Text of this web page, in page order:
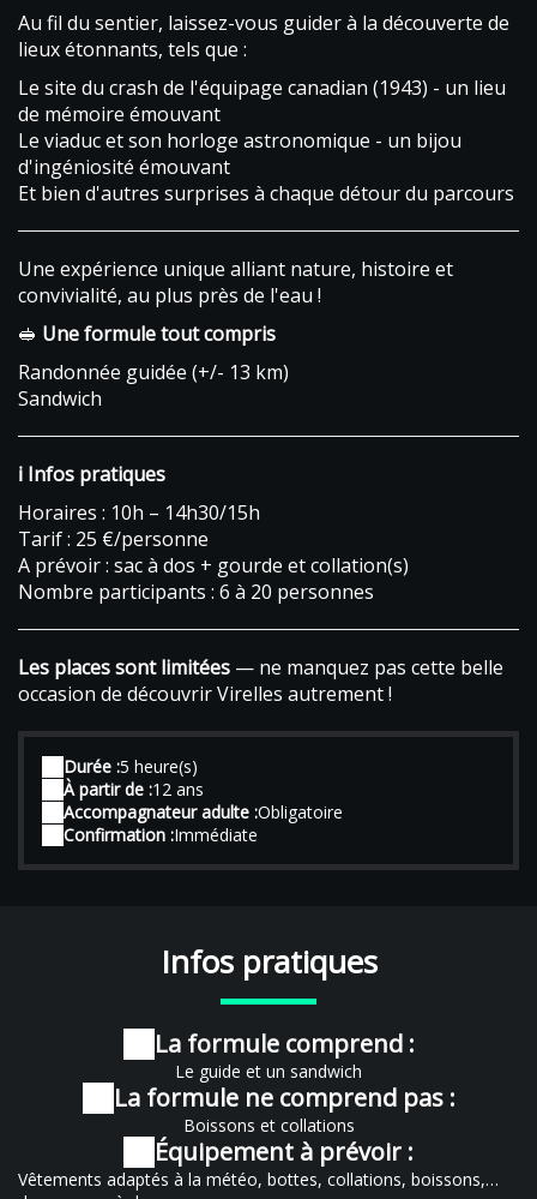
Au fil du sentier, laissez-vous guider à la découverte de
lieux étonnants, tels que :
Le site du crash de l'équipage canadian (1943) - un lieu
de mémoire émouvant
Le viaduc et son horloge astronomique - un bijou
d'ingéniosité émouvant
Et bien d'autres surprises à chaque détour du parcours
Une expérience unique alliant nature, histoire et
convivialité, au plus près de l'eau !
🥪 Une formule tout compris
Randonnée guidée (+/- 13 km)
Sandwich
ℹ️ Infos pratiques
Horaires : 10h – 14h30/15h
Tarif : 25 €/personne
A prévoir : sac à dos + gourde et collation(s)
Nombre participants : 6 à 20 personnes
Les places sont limitées — ne manquez pas cette belle
occasion de découvrir Virelles autrement !
Durée :5 heure(s)
À partir de :
12 ans
Accompagnateur adulte :Obligatoire
Confirmation :Immédiate
Infos pratiques
La formule comprend :
Le guide et un sandwich
La formule ne comprend pas :
Boissons et collations
Équipement à prévoir :
Vêtements adaptés à la météo, bottes, collations, boissons,…